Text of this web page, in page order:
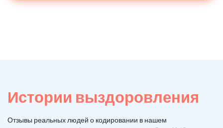
Истории выздоровления
Отзывы реальных людей о кодировании в нашем